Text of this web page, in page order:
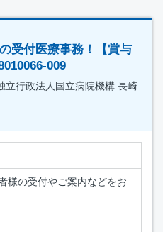
受付医療事務！【賞与
009
立行政法人国立病院機構 長崎
様の受付やご案内などをお